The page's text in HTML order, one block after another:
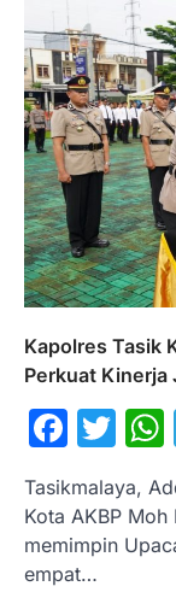
Kapolres Tasik
Perkuat Kinerja
Tasikmalaya,
Kota AKBP
memimpin
empat…